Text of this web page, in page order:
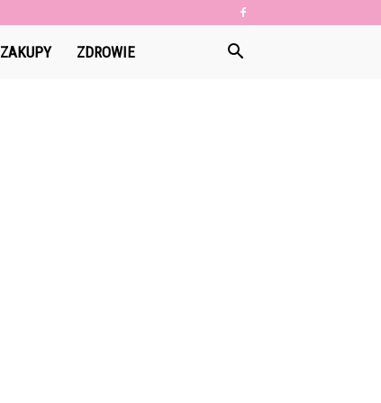
ZAKUPY ZDROWIE